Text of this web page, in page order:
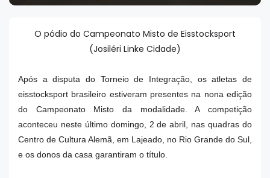
O pódio do Campeonato Misto de Eisstocksport
(Josiléri Linke Cidade)
Após a disputa do Torneio de Integração, os atletas de
eisstocksport brasileiro estiveram presentes na nona edição
do Campeonato Misto da modalidade. A competição
aconteceu neste último domingo, 2 de abril, nas quadras do
Centro de Cultura Alemã, em Lajeado, no Rio Grande do Sul,
e os donos da casa garantiram o título.